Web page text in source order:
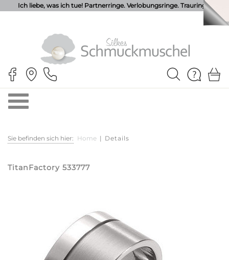
Ich liebe, was ich tue! Partnerringe. Verlobungsringe. Trauringe.
Sie befinden sich hier: Home | Details
TitanFactory 533777